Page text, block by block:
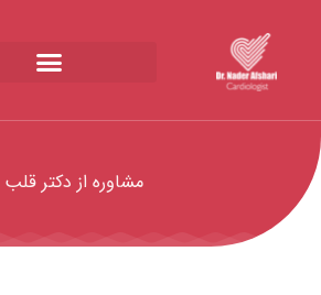
مشاوره از دکتر قلب